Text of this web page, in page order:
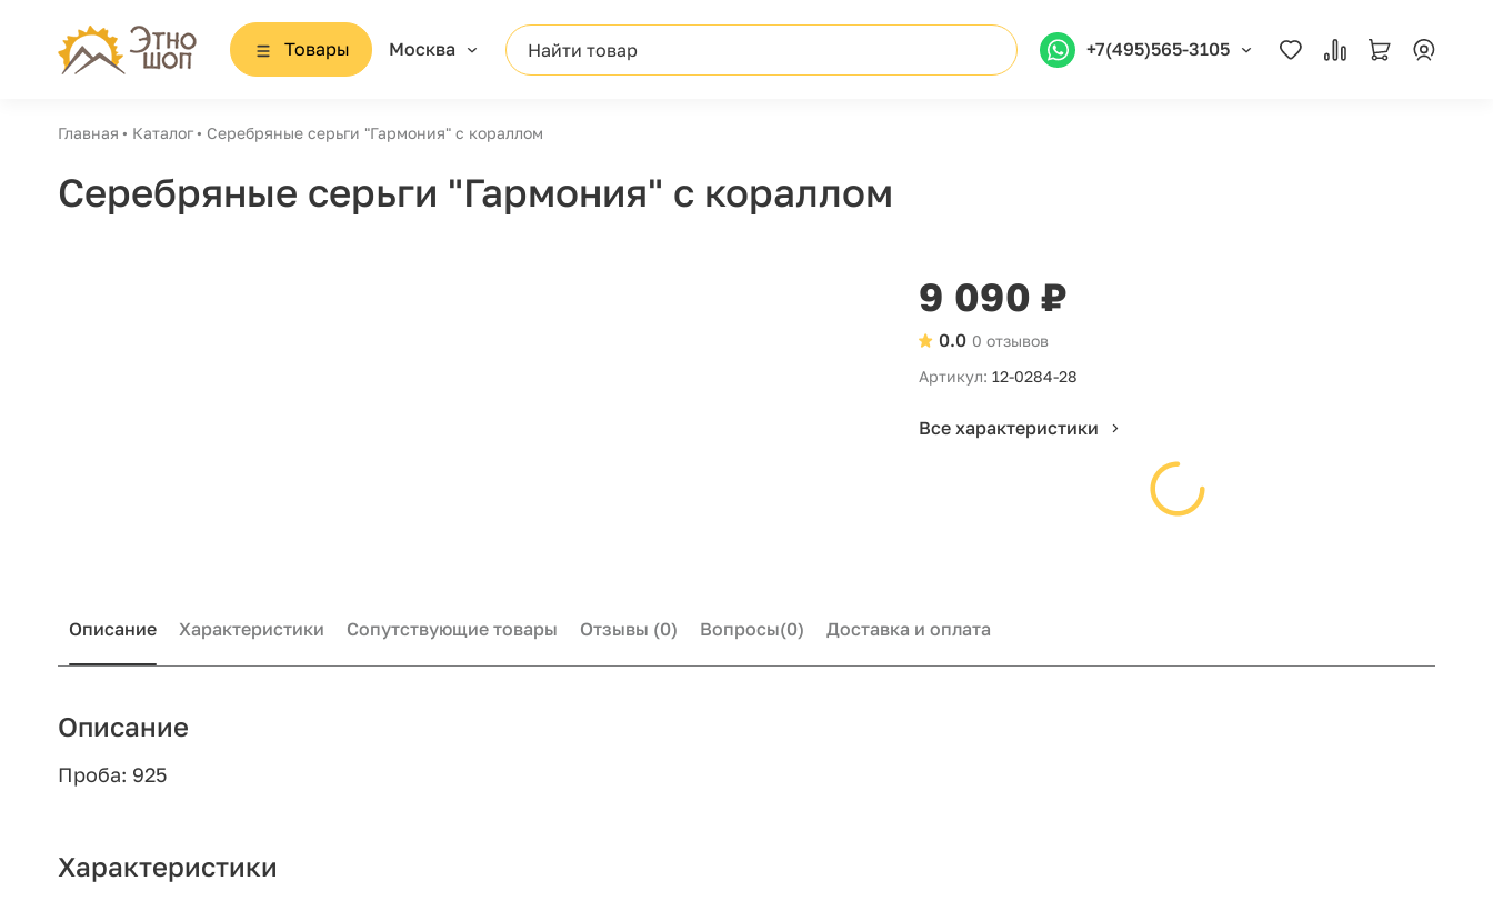
Товары Москва Найти товар +7(495)565-3105
Главная Каталог Серебряные серьги "Гармония" с кораллом
Серебряные серьги "Гармония" с кораллом
9 090 ₽
0 отзывов
0.0
Артикул: 12-0284-28
Все характеристики
Описание Характеристики Сопутствующие товары Отзывы (0) Вопросы(0) Доставка и оплата
Описание
Проба: 925
Характеристики